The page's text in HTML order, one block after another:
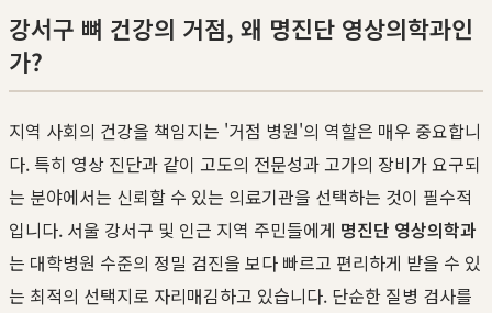
강서구 뼈 건강의 거점, 왜 명진단 영상의학과인
가?
지역 사회의 건강을 책임지는 '거점 병원'의 역할은 매우 중요합니
다. 특히 영상 진단과 같이 고도의 전문성과 고가의 장비가 요구되
는 분야에서는 신뢰할 수 있는 의료기관을 선택하는 것이 필수적
입니다. 서울 강서구 및 인근 지역 주민들에게 명진단 영상의학과
는 대학병원 수준의 정밀 검진을 보다 빠르고 편리하게 받을 수 있
는 최적의 선택지로 자리매김하고 있습니다. 단순한 질병 검사를